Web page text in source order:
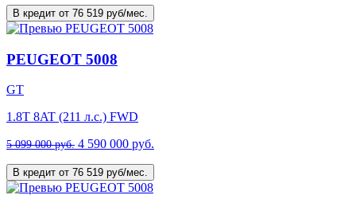
В кредит от 76 519 руб/мес.
PEUGEOT 5008
GT
1.8T 8AT (211 л.с.) FWD
5 099 000 руб. 4 590 000 руб.
В кредит от 76 519 руб/мес.